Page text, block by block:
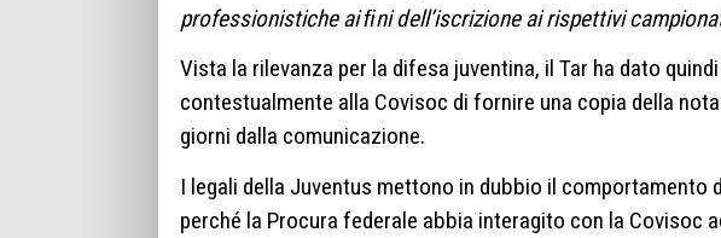
professionistiche ai ﬁni dell’iscrizione ai rispettivi
Vista la rilevanza per la difesa juventina, il Tar ha dato
contestualmente alla Covisoc di fornire una copia della
giorni dalla comunicazione.
I legali della Juventus mettono in dubbio il comportamento
perché la Procura federale abbia interagito con la Covisoc